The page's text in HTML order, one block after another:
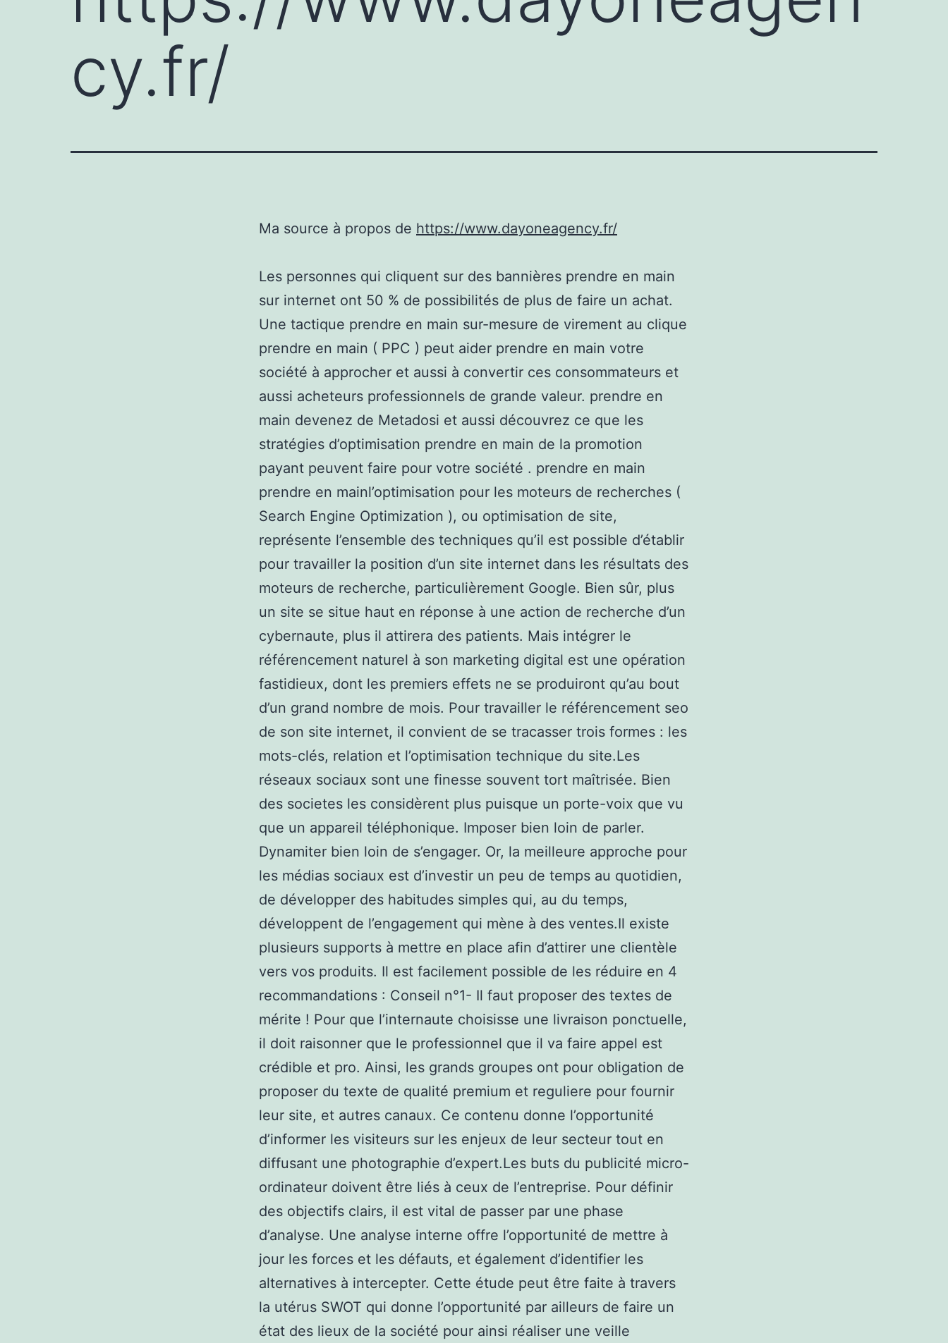
cy.fr/
Ma source à propos de https://www.dayoneagency.fr/
Les personnes qui cliquent sur des bannières prendre en main
sur internet ont 50 % de possibilités de plus de faire un achat.
Une tactique prendre en main sur-mesure de virement au clique
prendre en main ( PPC ) peut aider prendre en main votre
société à approcher et aussi à convertir ces consommateurs et
aussi acheteurs professionnels de grande valeur. prendre en
main devenez de Metadosi et aussi découvrez ce que les
stratégies d’optimisation prendre en main de la promotion
payant peuvent faire pour votre société . prendre en main
prendre en mainl’optimisation pour les moteurs de recherches (
Search Engine Optimization ), ou optimisation de site,
représente l’ensemble des techniques qu’il est possible d’établir
pour travailler la position d’un site internet dans les résultats des
moteurs de recherche, particulièrement Google. Bien sûr, plus
un site se situe haut en réponse à une action de recherche d’un
cybernaute, plus il attirera des patients. Mais intégrer le
référencement naturel à son marketing digital est une opération
fastidieux, dont les premiers effets ne se produiront qu’au bout
d’un grand nombre de mois. Pour travailler le référencement seo
de son site internet, il convient de se tracasser trois formes : les
mots-clés, relation et l’optimisation technique du site.Les
réseaux sociaux sont une finesse souvent tort maîtrisée. Bien
des societes les considèrent plus puisque un porte-voix que vu
que un appareil téléphonique. Imposer bien loin de parler.
Dynamiter bien loin de s’engager. Or, la meilleure approche pour
les médias sociaux est d’investir un peu de temps au quotidien,
de développer des habitudes simples qui, au du temps,
développent de l’engagement qui mène à des ventes.Il existe
plusieurs supports à mettre en place afin d’attirer une clientèle
vers vos produits. Il est facilement possible de les réduire en 4
recommandations : Conseil n°1- Il faut proposer des textes de
mérite ! Pour que l’internaute choisisse une livraison ponctuelle,
il doit raisonner que le professionnel que il va faire appel est
crédible et pro. Ainsi, les grands groupes ont pour obligation de
proposer du texte de qualité premium et reguliere pour fournir
leur site, et autres canaux. Ce contenu donne l’opportunité
d’informer les visiteurs sur les enjeux de leur secteur tout en
diffusant une photographie d’expert.Les buts du publicité micro-
ordinateur doivent être liés à ceux de l’entreprise. Pour définir
des objectifs clairs, il est vital de passer par une phase
d’analyse. Une analyse interne offre l’opportunité de mettre à
jour les forces et les défauts, et également d’identifier les
alternatives à intercepter. Cette étude peut être faite à travers
la utérus SWOT qui donne l’opportunité par ailleurs de faire un
état des lieux de la société pour ainsi réaliser une veille